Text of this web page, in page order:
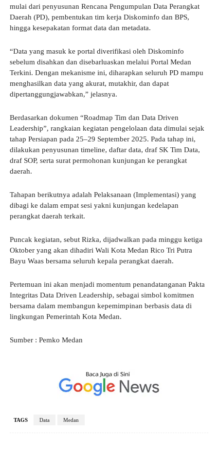
mulai dari penyusunan Rencana Pengumpulan Data Perangkat
Daerah (PD), pembentukan tim kerja Diskominfo dan BPS,
hingga kesepakatan format data dan metadata.
“Data yang masuk ke portal diverifikasi oleh Diskominfo
sebelum disahkan dan disebarluaskan melalui Portal Medan
Terkini. Dengan mekanisme ini, diharapkan seluruh PD mampu
menghasilkan data yang akurat, mutakhir, dan dapat
dipertanggungjawabkan,” jelasnya.
Berdasarkan dokumen “Roadmap Tim dan Data Driven
Leadership”, rangkaian kegiatan pengelolaan data dimulai sejak
tahap Persiapan pada 25–29 September 2025. Pada tahap ini,
dilakukan penyusunan timeline, daftar data, draf SK Tim Data,
draf SOP, serta surat permohonan kunjungan ke perangkat
daerah.
Tahapan berikutnya adalah Pelaksanaan (Implementasi) yang
dibagi ke dalam empat sesi yakni kunjungan kedelapan
perangkat daerah terkait.
Puncak kegiatan, sebut Rizka, dijadwalkan pada minggu ketiga
Oktober yang akan dihadiri Wali Kota Medan Rico Tri Putra
Bayu Waas bersama seluruh kepala perangkat daerah.
Pertemuan ini akan menjadi momentum penandatanganan Pakta
Integritas Data Driven Leadership, sebagai simbol komitmen
bersama dalam membangun kepemimpinan berbasis data di
lingkungan Pemerintah Kota Medan.
Sumber : Pemko Medan
TAGS Data Medan